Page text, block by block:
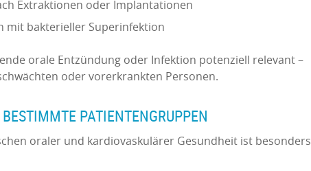
Extraktionen oder Implantationen
mit bakterieller Superinfektion
orale Entzündung oder Infektion potenziell relevant –
oder vorerkrankten Personen.
PATIENTENGRUPPEN
oraler und kardiovaskulärer Gesundheit ist besonders